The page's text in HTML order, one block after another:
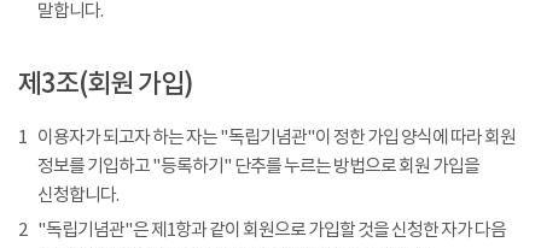
말합니다.
제3조(회원 가입)
1 이용자가 되고자 하는 자는 "독립기념관"이 정한 가입 양식에 따라 회원
정보를 기입하고 "등록하기" 단추를 누르는 방법으로 회원 가입을
신청합니다.
2 "독립기념관"은 제1항과 같이 회원으로 가입할 것을 신청한 자가 다음